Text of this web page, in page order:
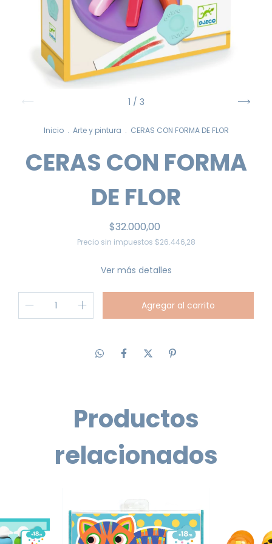
1 / 3
Inicio . Arte y pintura . CERAS CON FORMA DE FLOR
CERAS CON FORMA
DE FLOR
$32.000,00
Precio sin impuestos $26.446,28
Ver más detalles
Productos
relacionados